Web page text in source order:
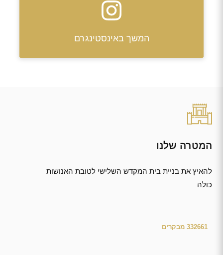
המשך באינסטינגרם
המטרה שלנו
להאיץ את בניית בית המקדש השלישי לטובת האנושות
כולה